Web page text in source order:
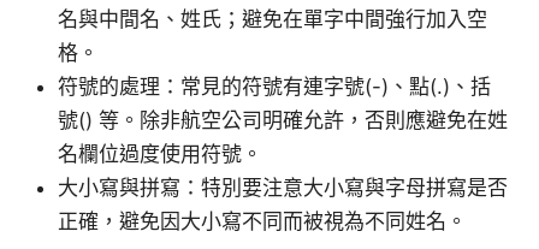
名與中間名、姓氏；避免在單字中間強行加入空
格。
符號的處理：常見的符號有連字號(-)、點(.)、括
號() 等。除非航空公司明確允許，否則應避免在姓
名欄位過度使用符號。
大小寫與拼寫：特別要注意大小寫與字母拼寫是否
正確，避免因大小寫不同而被視為不同姓名。